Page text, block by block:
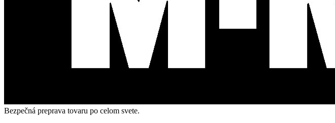
Bezpečná preprava tovaru po celom svete.